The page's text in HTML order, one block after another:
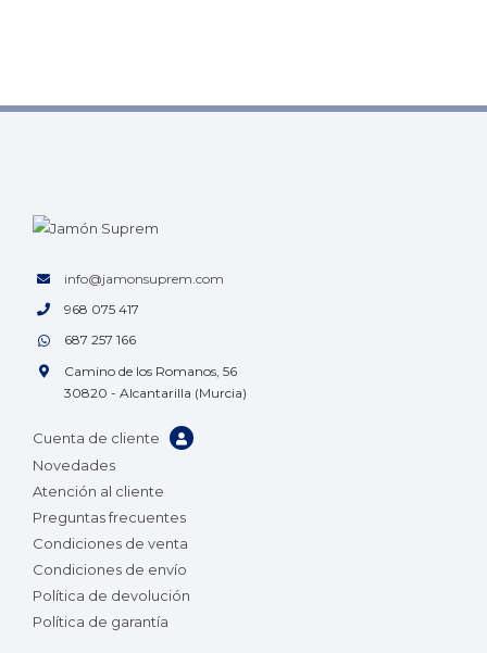
info@jamonsuprem.com
968 075 417
687 257 166
Camino de los Romanos, 56
30820 - Alcantarilla (Murcia)
Cuenta de cliente
Novedades
Atención al cliente
Preguntas frecuentes
Condiciones de venta
Condiciones de envío
Política de devolución
Política de garantía